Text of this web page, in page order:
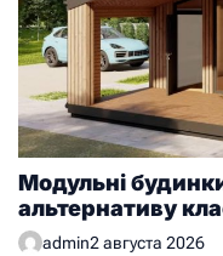
Модульні
альтернативу
admin2 августа 2026